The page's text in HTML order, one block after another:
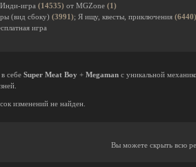
Инди-игра (14535) от MGZone (1)
(вид сбоку) (3991); Я ищу, квесты, приключения (6440)
игра
себе Super Meat Boy + Megaman с уникальной
изменений не найден.
Вы можете скрыть всю